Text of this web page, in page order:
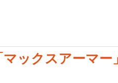
ックスアーマー